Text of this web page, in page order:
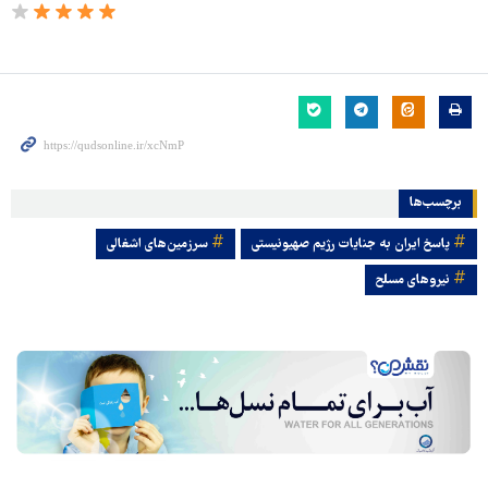
برچسب‌ها
پاسخ ایران به جنایات رژیم صهیونیستی
سرزمین‌های اشغالی
نیروهای مسلح